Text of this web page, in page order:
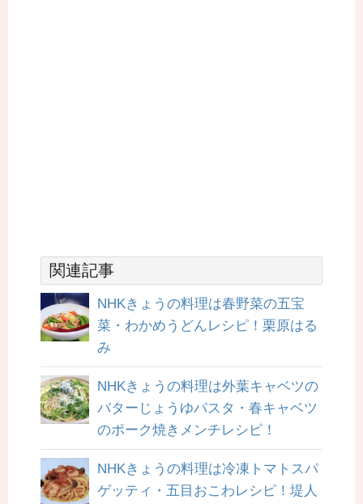
関連記事
NHKきょうの料理は春野菜の五宝
菜・わかめうどんレシピ！栗原はる
み
NHKきょうの料理は外葉キャベツの
バターじょうゆパスタ・春キャベツ
のポーク焼きメンチレシピ！
NHKきょうの料理は冷凍トマトスパ
ゲッティ・五目おこわレシピ！堤人